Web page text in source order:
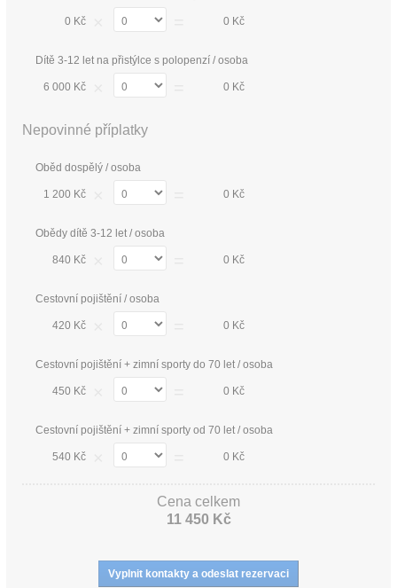
0 Kč 0 Kč
Dítě 3-12 let na přistýlce s polopenzí / osoba
6 000 Kč 0 Kč
Nepovinné příplatky
Oběd dospělý / osoba
1 200 Kč 0 Kč
Obědy dítě 3-12 let / osoba
840 Kč 0 Kč
Cestovní pojištění / osoba
420 Kč 0 Kč
Cestovní pojištění + zimní sporty do 70 let / osoba
450 Kč 0 Kč
Cestovní pojištění + zimní sporty od 70 let / osoba
540 Kč 0 Kč
Cena celkem
11 450 Kč